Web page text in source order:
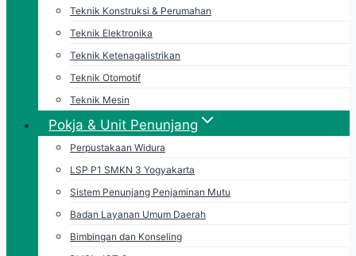
Teknik Konstruksi & Perumahan
Teknik Elektronika
Teknik Ketenagalistrikan
Teknik Otomotif
Teknik Mesin
Pokja & Unit Penunjang
Perpustakaan Widura
LSP P1 SMKN 3 Yogyakarta
Sistem Penunjang Penjaminan Mutu
Badan Layanan Umum Daerah
Bimbingan dan Konseling